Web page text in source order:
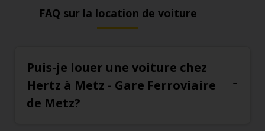
FAQ sur la location de voiture
Puis-je louer une voiture chez
Hertz à Metz - Gare Ferroviaire
de Metz?